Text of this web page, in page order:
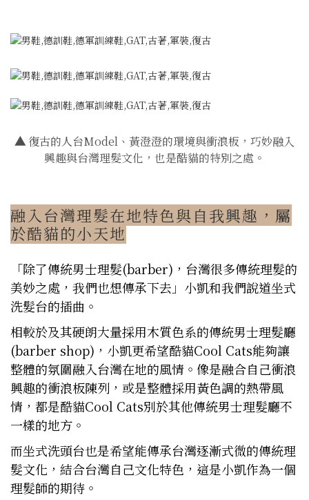
▲復古的人台Model、黃澄澄的環境與衝浪板，巧妙融入
興趣與台灣理髮文化，也是酷貓的特別之處。
融入台灣理髮在地特色與自我興趣，屬
於酷貓的小天地
「除了傳統男士理髮(barber)，台灣很多傳統理髮的
美妙之處，我們也想傳承下去」小凱和我們說道坐式
洗髮台的插曲。
相較於及其硬朗大量採用木質色系的傳統男士理髮廳
(barber shop)，小凱更希望酷貓Cool Cats能夠讓
整體的氛圍融入台灣在地的風情。像是融合自己衝浪
興趣的衝浪板陳列，或是整體採用黃色調的熱帶風
情，都是酷貓Cool Cats別於其他傳統男士理髮廳不
一樣的地方。
而坐式洗頭台也是希望能傳承台灣逐漸式微的傳統理
髮文化，結合台灣自己文化特色，這是小凱作為一個
理髮師的期待。